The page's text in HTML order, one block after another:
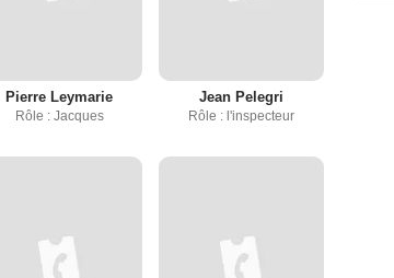
Pierre Leymarie
Rôle : Jacques
Jean Pelegri
Rôle : l'inspecteur